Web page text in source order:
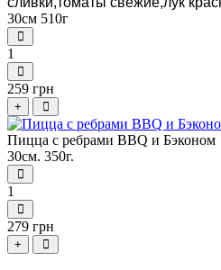
30см 510г
1
259 грн
+
Пицца с ребрами BBQ и Бэконом
30см. 350г.
1
279 грн
+